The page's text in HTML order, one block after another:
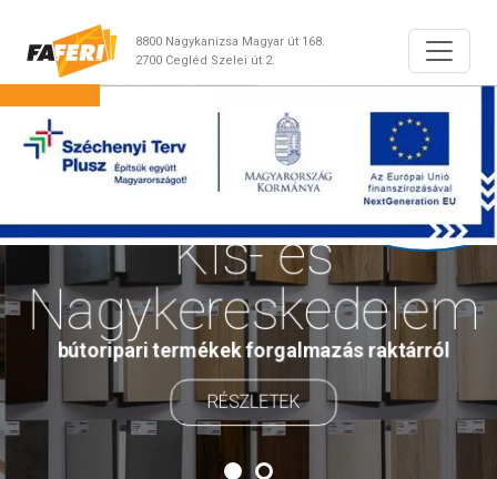
8800 Nagykanizsa Magyar út 168.
2700 Cegléd Szelei út 2.
Kis- és
Nagykereskedelem
bútoripari termékek forgalmazás raktárról
RÉSZLETEK